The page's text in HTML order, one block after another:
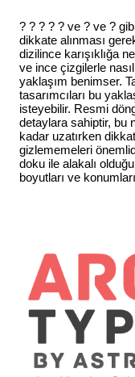
? ? ? ? ? ve ? ve ?
dikkate alınması
dizilince karışıklığa
ve ince çizgilerle
yaklaşım benimser.
tasarımcıları bu
isteyebilir. Resmi
detaylara sahiptir, bu
kadar uzatırken
gizlememeleri
doku ile alakalı
boyutları ve